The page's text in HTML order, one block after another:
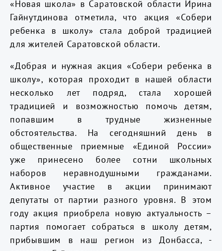
«Новая школа» в Саратовской области Ирина
Гайнутдинова отметила, что акция «Собери
ребенка в школу» стала доброй традицией
для жителей Саратовской области.
«Добрая и нужная акция «Собери ребенка в
школу», которая проходит в нашей области
несколько лет подряд, стала хорошей
традицией и возможностью помочь детям,
попавшим в трудные жизненные
обстоятельства. На сегодняшний день в
общественные приемные «Единой России»
уже принесено более сотни школьных
наборов неравнодушными гражданами.
Активное участие в акции принимают
депутаты от партии разного уровня. В этом
году акция приобрела новую актуальность –
партия помогает собраться в школу детям,
прибывшим в наш регион из Донбасса, -